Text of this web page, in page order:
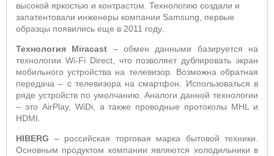
высокой яркостью и контрастом. Технологию создали и
запатентовали инженеры компании Samsung, первые
образцы появились еще в 2011 году.
Технология Miracast –обмен данными базируется на
технологии Wi-Fi Direct, что позволяет дублировать экран
мобильного устройства на телевизор. Возможна обратная
передача – с телевизора на смартфон. Использоваться в
ряде устройств по умолчанию. Аналоги данной технологии
– это AirPlay, WiDi, а также проводные протоколы MHL и
HDMI.
HIBERG – российская торговая марка бытовой техники.
Основным продуктом компании являются холодильники в